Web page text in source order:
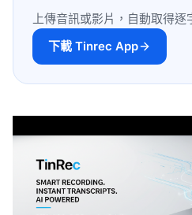
上傳音訊或影片，自動取得
下載 Tinrec App